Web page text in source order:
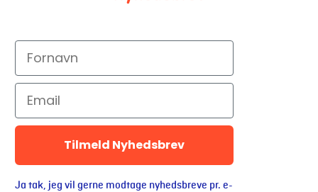
Tilmeld Nyhedsbrev
Ja tak, jeg vil gerne modtage nyhedsbreve pr. e-